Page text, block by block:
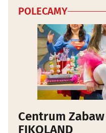
POLECAMY
Centrum
FIKOLAND